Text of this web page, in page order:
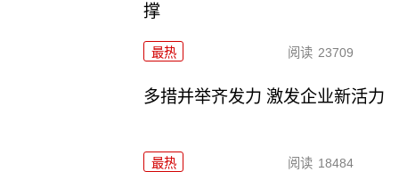
撑
最热 阅读 23709
多措并举齐发力 激发企业新活力
最热 阅读 18484